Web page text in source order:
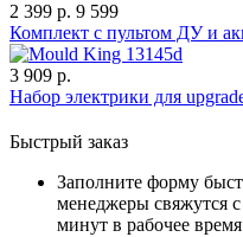
2 399 р. 9 599
Комплект с пультом ДУ и
3 909 р.
Набор электрики для
Быстрый заказ
Заполните форму
менеджеры свяжутся
минут в рабочее